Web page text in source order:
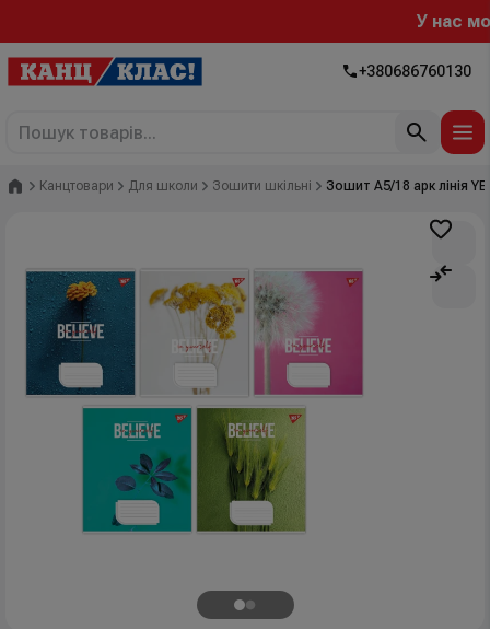
У нас
+380686760130
Головна
Канцтовари Для школи Зошити шкільні Зошит А5/18 арк лінія